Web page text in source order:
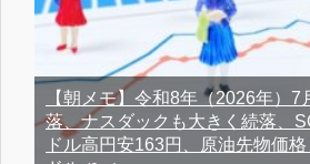
【朝メモ】令和8年（2026年）
落、ナスダックも大きく続落、
ドル高円安163円、原油先物価